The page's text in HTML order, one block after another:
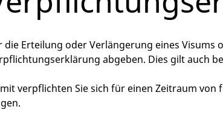
die Erteilung oder Verlängerung eines Visums
abgeben. Dies gilt auch
verpflichten Sie sich für einen Zeitraum von